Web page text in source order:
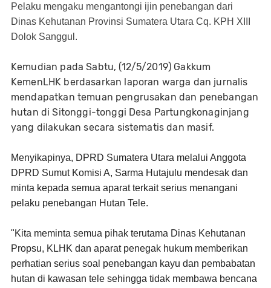
Pelaku mengaku mengantongi ijin penebangan dari
Dinas Kehutanan Provinsi Sumatera Utara Cq. KPH XIII
Dolok Sanggul.
Kemudian pada Sabtu, (12/5/2019) Gakkum
KemenLHK berdasarkan laporan warga dan jurnalis
mendapatkan temuan pengrusakan dan penebangan
hutan di Sitonggi-tonggi Desa Partungkonaginjang
yang dilakukan secara sistematis dan masif.
Menyikapinya, DPRD Sumatera Utara melalui Anggota
DPRD Sumut Komisi A, Sarma Hutajulu mendesak dan
minta kepada semua aparat terkait serius menangani
pelaku penebangan Hutan Tele.
"Kita meminta semua pihak terutama Dinas Kehutanan
Propsu, KLHK dan aparat penegak hukum memberikan
perhatian serius soal penebangan kayu dan pembabatan
hutan di kawasan tele sehingga tidak membawa bencana